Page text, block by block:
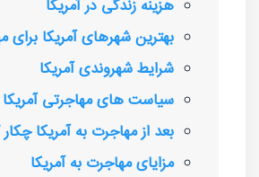
هزینه زندگی در آمریکا
بهترین شهرهای آمریکا برای
شرایط شهروندی آمریکا
سیاست های مهاجرتی آمریکا
بعد از مهاجرت به آمریکا چکار
مزایای مهاجرت به آمریکا